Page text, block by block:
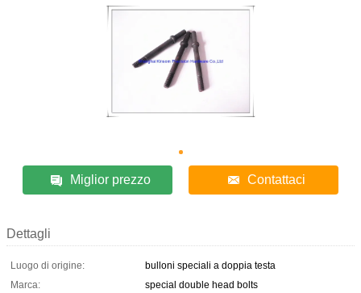
Miglior prezzo Contattaci
Dettagli
Luogo di origine:
bulloni speciali a doppia testa
Marca:
special double head bolts